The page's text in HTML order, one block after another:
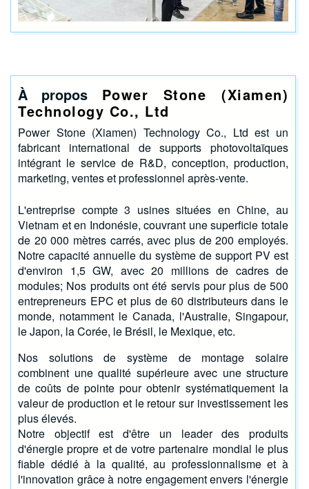
À propos Power Stone (Xiamen)
Technology Co., Ltd
Power Stone (Xiamen) Technology Co., Ltd est un
fabricant international de supports photovoltaïques
intégrant le service de R&D, conception, production,
marketing, ventes et professionnel après-vente.
L'entreprise compte 3 usines situées en Chine, au
Vietnam et en Indonésie, couvrant une superficie totale
de 20 000 mètres carrés, avec plus de 200 employés.
Notre capacité annuelle du système de support PV est
d'environ 1,5 GW, avec 20 millions de cadres de
modules; Nos produits ont été servis pour plus de 500
entrepreneurs EPC et plus de 60 distributeurs dans le
monde, notamment le Canada, l'Australie, Singapour,
le Japon, la Corée, le Brésil, le Mexique, etc.
Nos solutions de système de montage solaire
combinent une qualité supérieure avec une structure
de coûts de pointe pour obtenir systématiquement la
valeur de production et le retour sur investissement les
plus élevés.
Notre objectif est d'être un leader des produits
d'énergie propre et de votre partenaire mondial le plus
fiable dédié à la qualité, au professionnalisme et à
l'innovation grâce à notre engagement envers l'énergie